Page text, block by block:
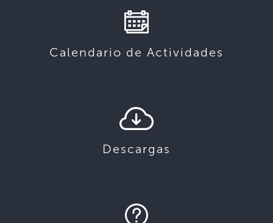
Calendario de Actividades
Descargas